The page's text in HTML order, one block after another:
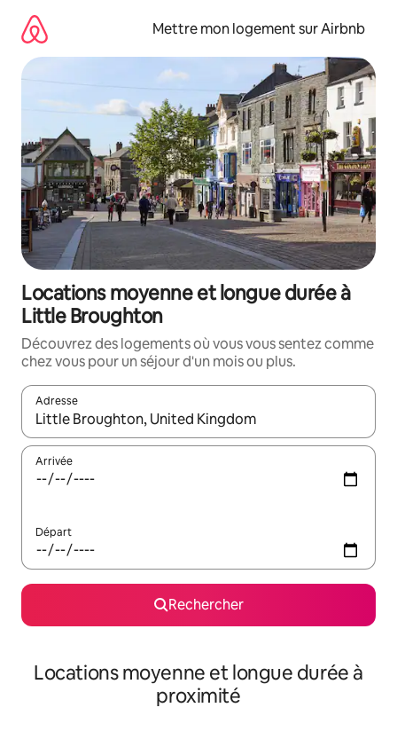
directement
contenu
Mettre mon logement sur Airbnb
Locations moyenne et longue durée à
Little Broughton
Découvrez des logements où vous vous sentez comme
chez vous pour un séjour d'un mois ou plus.
Adresse
Lorsque les résultats s'affichent, utilisez les flèches vers le
Arrivée
Départ
Rechercher
Locations moyenne et longue durée à
proximité